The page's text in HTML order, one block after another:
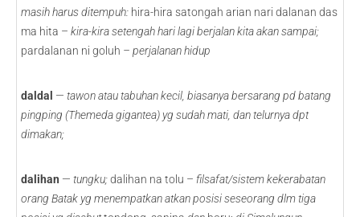
masih harus ditempuh: hira-hira satongah arian nari dalanan das
ma hita – kira-kira setengah hari lagi berjalan kita akan sampai;
pardalanan ni goluh – perjalanan hidup
daldal — tawon atau tabuhan kecil, biasanya bersarang pd batang
pingping (Themeda gigantea) yg sudah mati, dan telurnya dpt
dimakan;
dalihan — tungku;dalihan na tolu – filsafat/sistem kekerabatan
orang Batak yg menempatkan atkan posisi seseorang dlm tiga